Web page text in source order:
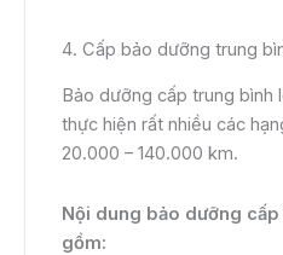
4. Cấp bảo dưỡng trung
Bảo dưỡng cấp trung bình
thực hiện rất nhiều các
20.000 – 140.000 km.
Nội dung bảo dưỡng
gồm: